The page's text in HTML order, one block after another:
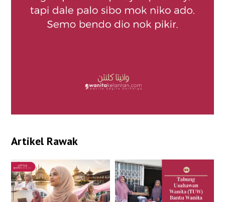
Artikel Rawak